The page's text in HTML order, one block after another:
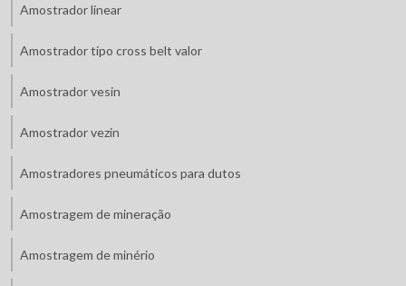
Amostrador linear
Amostrador tipo cross belt valor
Amostrador vesin
Amostrador vezin
Amostradores pneumáticos para dutos
Amostragem de mineração
Amostragem de minério